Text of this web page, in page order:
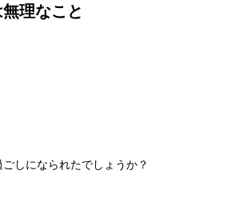
理なこと
しになられたでしょうか？